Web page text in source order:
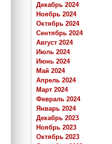
Декабрь 2024
Ноябрь 2024
Октябрь 2024
Сентябрь 2024
Август 2024
Июль 2024
Июнь 2024
Май 2024
Апрель 2024
Март 2024
Февраль 2024
Январь 2024
Декабрь 2023
Ноябрь 2023
Октябрь 2023